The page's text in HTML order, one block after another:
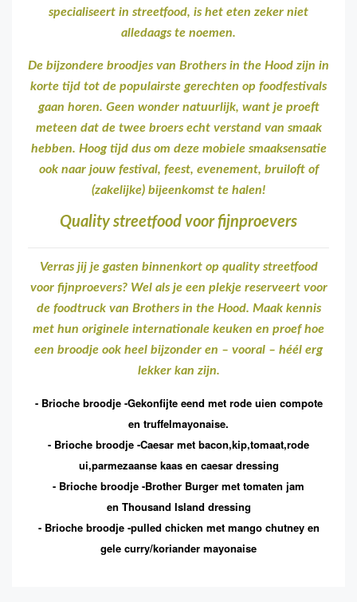
specialiseert in streetfood, is het eten zeker niet
alledaags te noemen.
De bijzondere broodjes van Brothers in the Hood zijn in
korte tijd tot de populairste gerechten op foodfestivals
gaan horen. Geen wonder natuurlijk, want je proeft
meteen dat de twee broers echt verstand van smaak
hebben. Hoog tijd dus om deze mobiele smaaksensatie
ook naar jouw festival, feest, evenement, bruiloft of
(zakelijke) bijeenkomst te halen!
Quality streetfood voor fijnproevers
Verras jij je gasten binnenkort op quality streetfood
voor fijnproevers? Wel als je een plekje reserveert voor
de foodtruck van Brothers in the Hood. Maak kennis
met hun originele internationale keuken en proef hoe
een broodje ook heel bijzonder en – vooral – héél erg
lekker kan zijn.
- Brioche broodje -Gekonfijte eend met rode uien compote
en truffelmayonaise.
- Brioche broodje -Caesar met bacon,kip,tomaat,rode
ui,parmezaanse kaas en caesar dressing
- Brioche broodje -Brother Burger met tomaten jam
en Thousand Island dressing
- Brioche broodje -pulled chicken met mango chutney en
gele curry/koriander mayonaise